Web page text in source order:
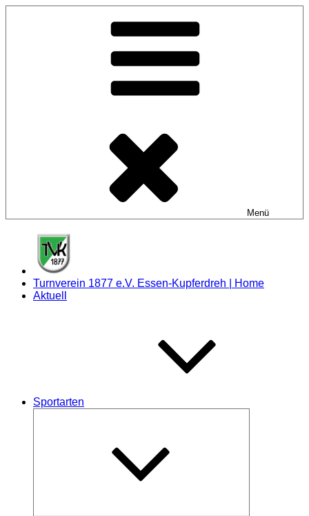
Menü
Turnverein 1877 e.V. Essen-Kupferdreh | Home
Aktuell
Sportarten